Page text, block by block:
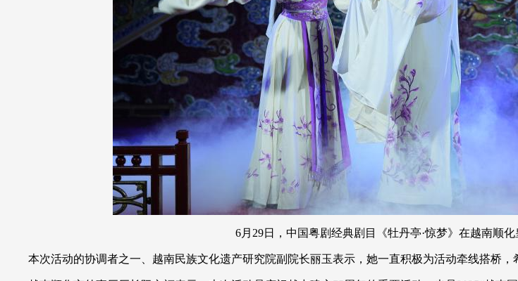
6月29日，中国粤剧经典剧目《牡丹亭·惊梦》在越南顺化
本次活动的协调者之一、越南民族文化遗产研究院副院长丽玉表示，她一直积极为活动牵线搭桥，